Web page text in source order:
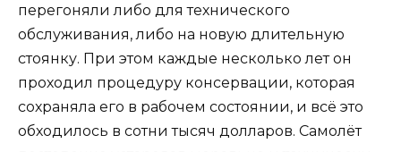
перегоняли либо для технического
обслуживания, либо на новую длительную
стоянку. При этом каждые несколько лет он
проходил процедуру консервации, которая
сохраняла его в рабочем состоянии, и всё это
обходилось в сотни тысяч долларов. Самолёт